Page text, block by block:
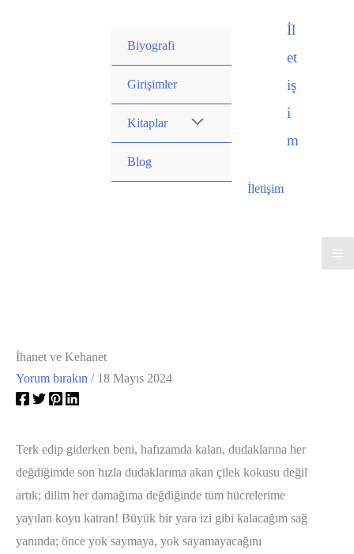
Biyografi
Girişimler
Kitaplar
Blog
İl
et
iş
i
m
İletişim
İhanet ve Kehanet
Yorum bırakın / 18 Mayıs 2024
Terk edip giderken beni, hafızamda kalan, dudaklarına her
değdiğimde son hızla dudaklarıma akan çilek kokusu değil
artık; dilim her damağıma değdiğinde tüm hücrelerime
yayılan koyu katran! Büyük bir yara izi gibi kalacağım sağ
yanında; önce yok saymaya, yok sayamayacağını